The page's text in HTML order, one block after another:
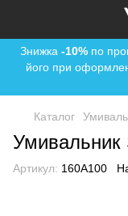
Знижка -10%по
його при
Каталог
Умивальник
Артикул: 160A100